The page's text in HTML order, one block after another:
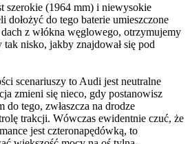
szerokie (1964 mm) i niewysokie
dołożyć do tego baterie umieszczone
z włókna węglowego, otrzymujemy
tak nisko, jakby znajdował się pod
scenariuszy to Audi jest neutralne
zmieni się nieco, gdy postanowisz
tego, zwłaszcza na drodze
trakcji. Wówczas ewidentnie czuć, że
jest czteronapędówką, to